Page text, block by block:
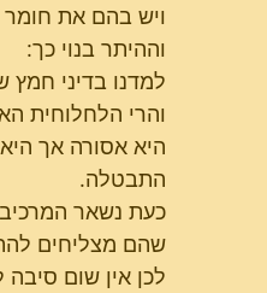
ויש בהם את
וההיתר בנוי כך:
למדנו בדיני חמץ
והרי הלחלוחית
התבטלה.
כעת נשאר
שהם מצליחים
לכן אין שום